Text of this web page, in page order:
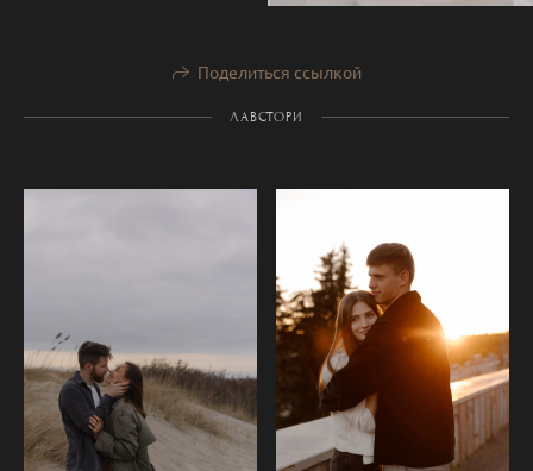
Поделиться ссылкой
ЛАВСТОРИ